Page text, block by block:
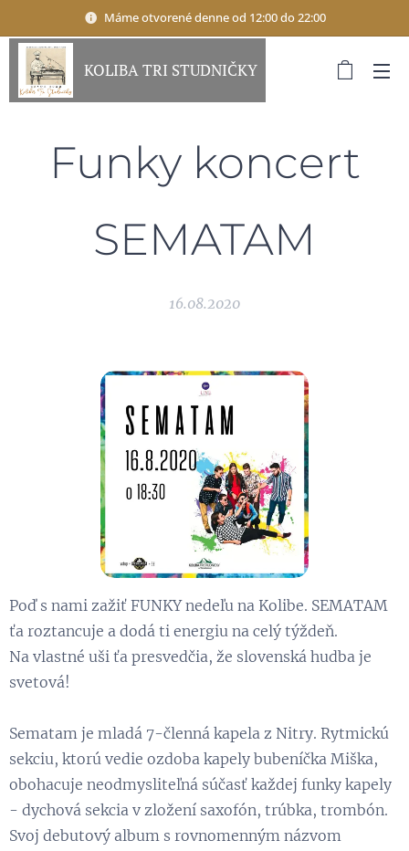
Máme otvorené denne od 12:00 do 22:00
KOLIBA TRI STUDNIČKY
Funky koncert
SEMATAM
16.08.2020
Poď s nami zažiť FUNKY nedeľu na Kolibe. SEMATAM
ťa roztancuje a dodá ti energiu na celý týždeň. 🎵
Na vlastné uši ťa presvedčia, že slovenská hudba je
svetová! 🌎
Sematam je mladá 7-členná kapela z Nitry. Rytmickú
sekciu, ktorú vedie ozdoba kapely bubeníčka Miška,
obohacuje neodmysliteľná súčasť každej funky kapely
- dychová sekcia v zložení saxofón, trúbka, trombón.
Svoj debutový album s rovnomenným názvom